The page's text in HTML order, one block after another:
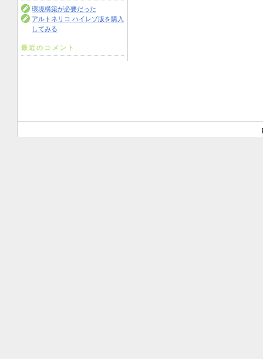
環境構築が必要だった
アルトネリコ ハイレゾ版を購入
してみる
最近のコメント